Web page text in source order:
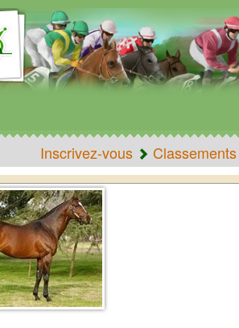
Inscrivez-vous Classements